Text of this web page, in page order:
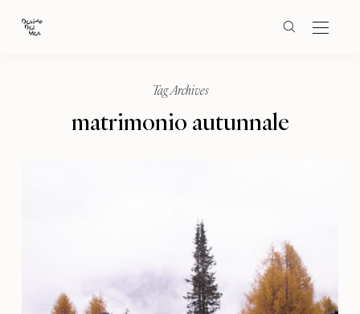
Tag Archives
matrimonio autunnale